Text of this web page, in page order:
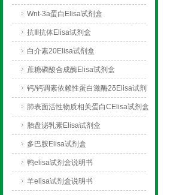
Wnt-3a蛋白Elisa试剂盒
抗Ⅲ抗体Elisa试剂盒
白介素20Elisa试剂盒
蔗糖磷酸合成酶Elisa试剂盒
钙/钙调素依赖性蛋白激酶2δElisa试剂
盒
肺表面活性物质相关蛋白CElisa试剂盒
胎盘泌乳素Elisa试剂盒
多巴胺Elisa试剂盒
鸭elisa试剂盒说明书
羊elisa试剂盒说明书